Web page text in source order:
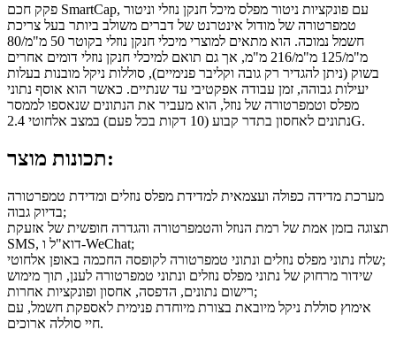
פקק חכם SmartCap, עם פונקציות ניטור מפלס מיכל חנקן נוזלי וניטור
טמפרטורה של מודול אינטרנט של דברים משולב ביותר בעל צריכת
חשמל נמוכה. הוא מתאים למוצרי מיכלי חנקן נוזלי בקוטר 50 מ"מ/80
מ"מ/125 מ"מ/216 מ"מ, אך גם תואם למיכלי חנקן נוזלי דומים אחרים
בשוק (ניתן להגדיר רק גובה וקליבר פנימיים), סוללות ניקל מובנות בעלות
יעילות גבוהה, זמן עבודה אפקטיבי עד שנתיים. כאשר הוא אוסף נתוני
מפלס וטמפרטורה של נוזל, הוא מעביר את הנתונים שנאספו לממסר
נתונים לאחסון בתדר קבוע (10 דקות בכל פעם) במצב אלחוטי 2.4G.
תכונות מוצר:
מערכת מדידה כפולה ועצמאית למדידת מפלס נוזלים ומדידת טמפרטורה
בדיוק גבוה;
תצוגה בזמן אמת של רמת הנוזל והטמפרטורה והגדרה חופשית של אזעקת
SMS, דוא"ל ו-WeChat;
שלח נתוני מפלס נוזלים ונתוני טמפרטורה לקופסה החכמה באופן אלחוטי;
שידור מרחוק של נתוני מפלס נוזלים ונתוני טמפרטורה לענן, תוך מימוש
רישום נתונים, הדפסה, אחסון ופונקציות אחרות;
אימוץ סוללת ניקל מיובאת בצורת מיוחדת פנימית לאספקת חשמל, עם
חיי סוללה ארוכים.